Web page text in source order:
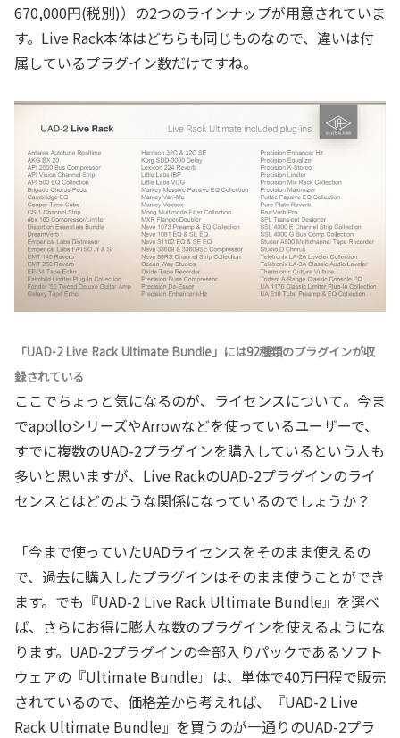
670,000円(税別)）の2つのラインナップが用意されていま
す。Live Rack本体はどちらも同じものなので、違いは付
属しているプラグイン数だけですね。
「UAD-2 Live Rack Ultimate Bundle」には92種類のプラグインが収
録されている
ここでちょっと気になるのが、ライセンスについて。今ま
でapolloシリーズやArrowなどを使っているユーザーで、
すでに複数のUAD-2プラグインを購入しているという人も
多いと思いますが、Live RackのUAD-2プラグインのライ
センスとはどのような関係になっているのでしょうか？
「今まで使っていたUADライセンスをそのまま使えるの
で、過去に購入したプラグインはそのまま使うことができ
ます。でも『UAD-2 Live Rack Ultimate Bundle』を選べ
ば、さらにお得に膨大な数のプラグインを使えるようにな
ります。UAD-2プラグインの全部入りパックであるソフト
ウェアの『Ultimate Bundle』は、単体で40万円程で販売
されているので、価格差から考えれば、『UAD-2 Live
Rack Ultimate Bundle』を買うのが一通りのUAD-2プラ